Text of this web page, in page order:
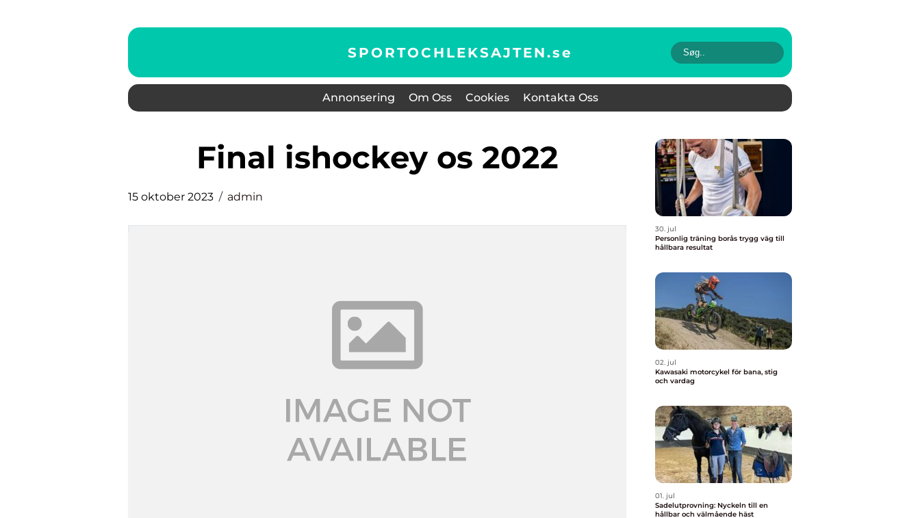
SPORTOCHLEKSAJTEN.se
Annonsering Om Oss Cookies Kontakta Oss
final ishockey os 2022
15 oktober 2023 admin
30. jul
Personlig träning borås trygg väg till
hållbara resultat
02. jul
Kawasaki motorcykel för bana, stig
och vardag
01. jul
Sadelutprovning: Nyckeln till en
hållbar och välmående häst